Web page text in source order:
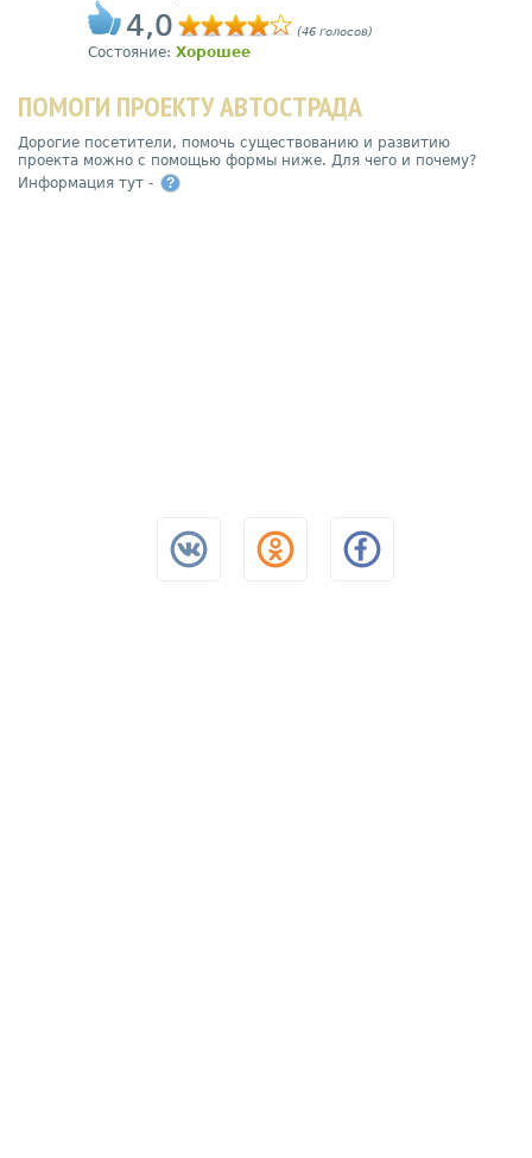
4,0 (46 голосов)
Состояние: Хорошее
ПОМОГИ ПРОЕКТУ АВТОСТРАДА
Дорогие посетители, помочь существованию и развитию
проекта можно с помощью формы ниже. Для чего и почему?
Информация тут -
?